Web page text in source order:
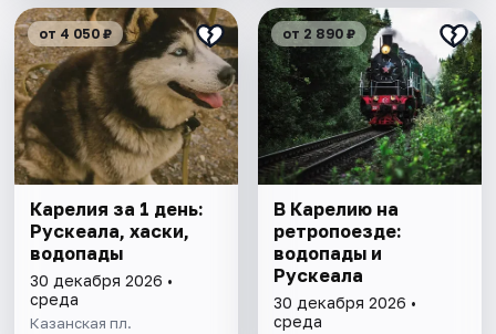
от 4 050 ₽
Карелия за 1 день:
Рускеала, хаски,
водопады
30 декабря 2026 •
среда
Казанская пл.
от 2 890 ₽
В Карелию на
ретропоезде:
водопады и
Рускеала
30 декабря 2026 •
среда